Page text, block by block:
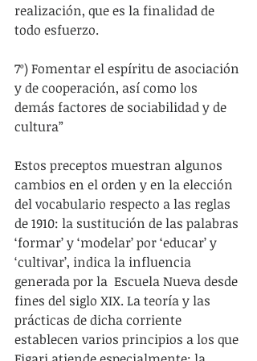
realización, que es la finalidad de
todo esfuerzo.
7º) Fomentar el espíritu de asociación
y de cooperación, así como los
demás factores de sociabilidad y de
cultura”
Estos preceptos muestran algunos
cambios en el orden y en la elección
del vocabulario respecto a las reglas
de 1910: la sustitución de las palabras
‘formar’ y ‘modelar’ por ‘educar’ y
‘cultivar’, indica la influencia
generada por la  Escuela Nueva desde
fines del siglo XIX. La teoría y las
prácticas de dicha corriente
establecen varios principios a los que